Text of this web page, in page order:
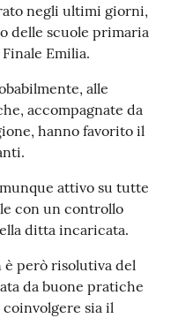
negli ultimi giorni,
delle scuole primaria
Emilia.
alle
accompagnate da
hanno favorito il
attivo su tutte
con un controllo
ditta incaricata.
è però risolutiva del
da buone pratiche
sia il